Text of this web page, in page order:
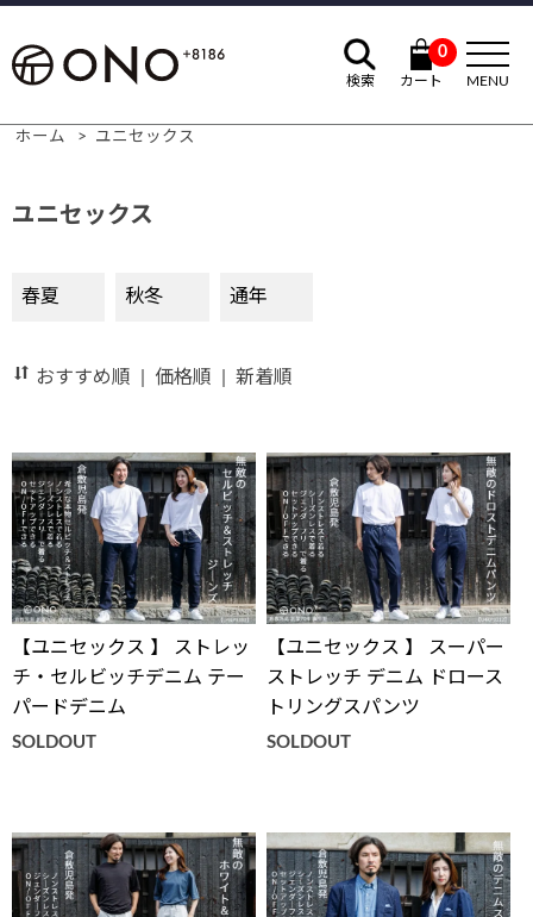
検索
0
カート MENU
ホーム > ユニセックス
ユニセックス
春夏 秋冬 通年
おすすめ順 価格順 新着順
【ユニセックス 】 ストレッ
チ・セルビッチデニム テー
パードデニム
SOLDOUT
【ユニセックス 】 スーパー
ストレッチ デニム ドロース
トリングスパンツ
SOLDOUT